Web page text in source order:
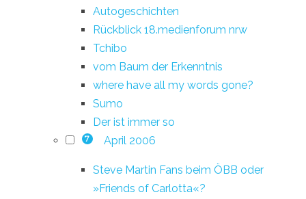
Autogeschichten
Rückblick 18.medienforum nrw
Tchibo
vom Baum der Erkenntnis
where have all my words gone?
Sumo
Der ist immer so
7 April 2006
Steve Martin Fans beim ÖBB oder
»Friends of Carlotta«?